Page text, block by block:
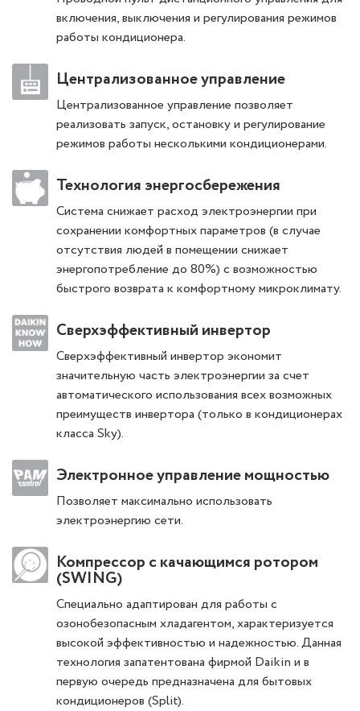
включения, выключения и регулирования режимов
работы кондиционера.
Централизованное управление
Централизованное управление позволяет
реализовать запуск, остановку и регулирование
режимов работы несколькими кондиционерами.
Технология энергосбережения
Система снижает расход электроэнергии при
сохранении комфортных параметров (в случае
отсутствия людей в помещении снижает
энергопотребление до 80%) с возможностью
быстрого возврата к комфортному микроклимату.
Сверхэффективный инвертор
Сверхэффективный инвертор экономит
значительную часть электроэнергии за счет
автоматического использования всех возможных
преимуществ инвертора (только в кондиционерах
класса Sky).
Электронное управление мощностью
Позволяет максимально использовать
электроэнергию сети.
Компрессор с качающимся ротором
(SWING)
Специально адаптирован для работы с
озонобезопасным хладагентом, характеризуется
высокой эффективностью и надежностью. Данная
технология запатентована фирмой Daikin и в
первую очередь предназначена для бытовых
кондиционеров (Split).